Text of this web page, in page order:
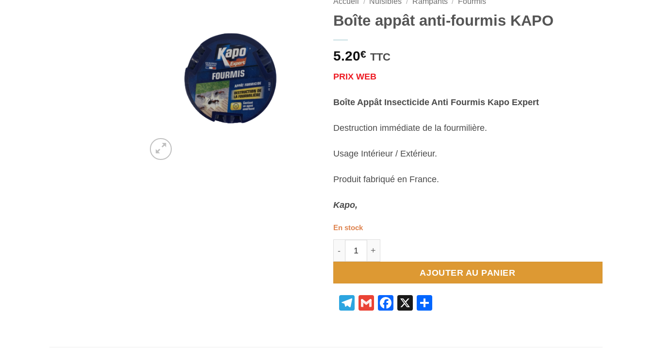
Boîte appât anti-fourmis KAPO
5.20€ TTC
PRIX WEB
Boîte Appât Insecticide Anti Fourmis Kapo Expert
Destruction immédiate de la fourmilière.
Usage Intérieur / Extérieur.
Produit fabriqué en France.
Kapo,
En stock
AJOUTER AU PANIER
Telegram
GmailFacebook
X